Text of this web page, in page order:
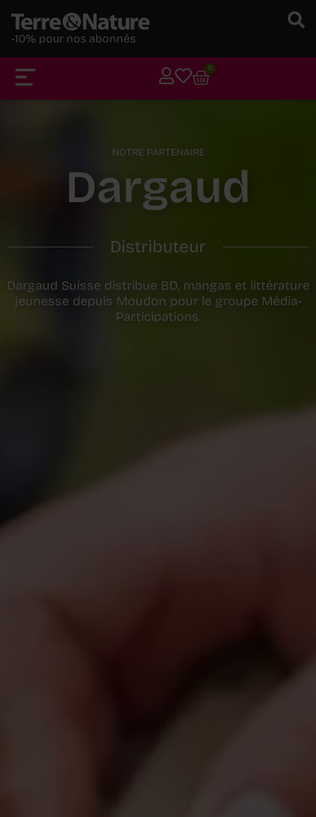
-10% pour nos abonnés
0
NOTRE PARTENAIRE
Dargaud
Distributeur
Dargaud Suisse distribue BD, mangas et littérature
jeunesse depuis Moudon pour le groupe Média-
Participations.